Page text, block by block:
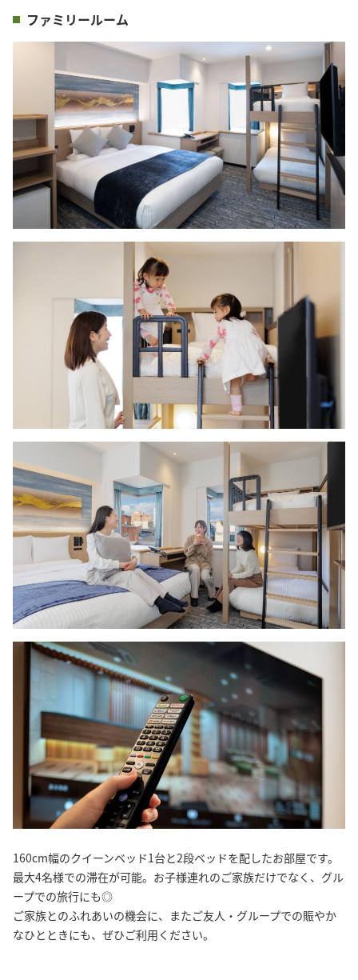
ファミリールーム
160cm幅のクイーンベッド1台と2段ベッドを配したお部屋です。
最大4名様での滞在が可能。お子様連れのご家族だけでなく、グル
ープでの旅行にも◎
ご家族とのふれあいの機会に、またご友人・グループでの賑やか
なひとときにも、ぜひご利用ください。